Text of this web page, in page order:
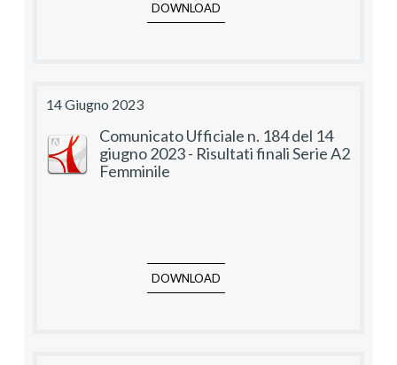
DOWNLOAD
14 Giugno 2023
Comunicato Ufficiale n. 184 del 14
giugno 2023 - Risultati finali Serie A2
Femminile
DOWNLOAD